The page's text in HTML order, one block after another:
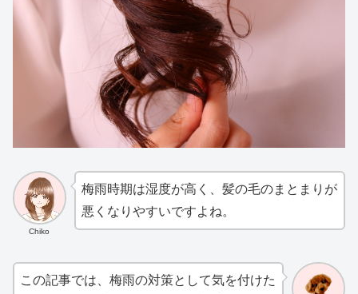
Chiko
梅雨時期は湿度が高く、髪の毛のまとまりが
悪くなりやすいですよね。
この記事では、梅雨の対策として気を付けた